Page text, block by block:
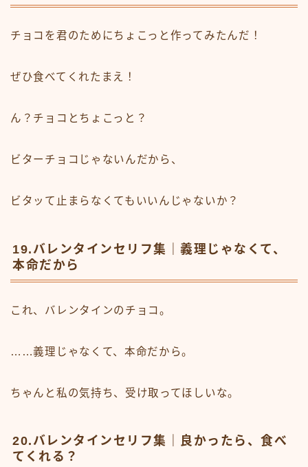
チョコを君のためにちょこっと作ってみたんだ！
ぜひ食べてくれたまえ！
ん？チョコとちょこっと？
ビターチョコじゃないんだから、
ビタッて止まらなくてもいいんじゃないか？
19.バレンタインセリフ集｜義理じゃなくて、
本命だから
これ、バレンタインのチョコ。
……義理じゃなくて、本命だから。
ちゃんと私の気持ち、受け取ってほしいな。
20.バレンタインセリフ集｜良かったら、食べ
てくれる？